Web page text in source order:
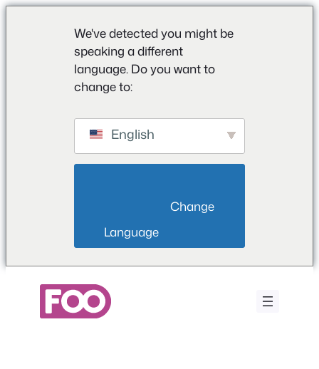
We've detected you might be
speaking a different
language. Do you want to
change to:
English
Language
contenido